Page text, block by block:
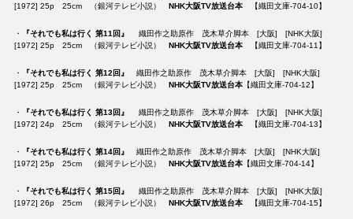
[1972] 25p 25cm （銀河テレビ小説） NHK大阪TV放送台本 【織田文庫-704-10】
・ 『それでも私は行く 第11回』
織田作之助原作 茂木草介脚本 [大阪] [NHK大阪]
[1972] 25p 25cm （銀河テレビ小説） NHK大阪TV放送台本【織田文庫-704-11】
・ 『それでも私は行く 第12回』
織田作之助原作 茂木草介脚本 [大阪] [NHK大阪]
[1972] 25p 25cm （銀河テレビ小説） NHK大阪TV放送台本【織田文庫-704-12】
・ 『それでも私は行く 第13回』
織田作之助原作 茂木草介脚本 [大阪] [NHK大阪]
[1972] 24p 25cm （銀河テレビ小説） NHK大阪TV放送台本【織田文庫-704-13】
・ 『それでも私は行く 第14回』
織田作之助原作 茂木草介脚本 [大阪] [NHK大阪]
[1972] 25p 25cm （銀河テレビ小説） NHK大阪TV放送台本【織田文庫-704-14】
・ 『それでも私は行く 第15回』
織田作之助原作 茂木草介脚本 [大阪] [NHK大阪]
[1972] 26p 25cm （銀河テレビ小説） NHK大阪TV放送台本【織田文庫-704-15】